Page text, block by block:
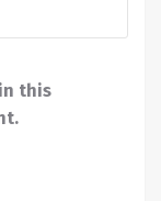
this